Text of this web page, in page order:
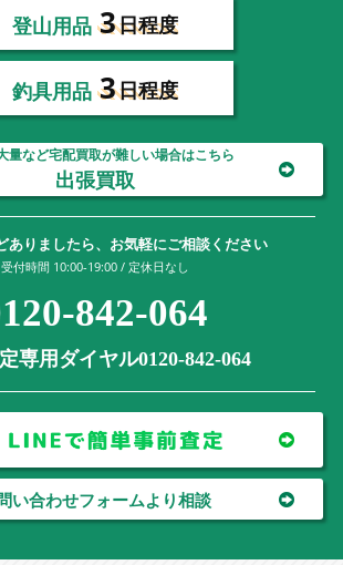
登山用品 3日程度
釣具用品 3日程度
量など宅配買取が難しい場合はこちら
出張買取
ありましたら、お気軽にご相談ください
受付時間 10:00-19:00 / 定休日なし
842-064
専用ダイヤル0120-842-064
い合わせフォームより相談